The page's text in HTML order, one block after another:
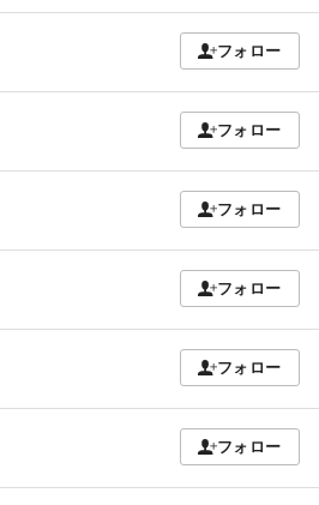
フォロー
フォロー
フォロー
フォロー
フォロー
フォロー